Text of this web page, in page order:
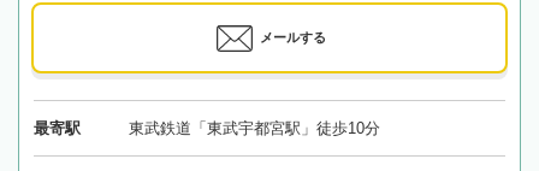
メールする
最寄駅 東武鉄道「東武宇都宮駅」徒歩10分